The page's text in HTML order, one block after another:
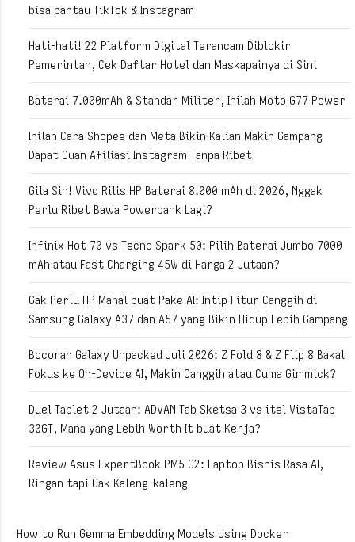
bisa pantau TikTok & Instagram
Hati-hati! 22 Platform Digital Terancam Diblokir
Pemerintah, Cek Daftar Hotel dan Maskapainya di Sini
Baterai 7.000mAh & Standar Militer, Inilah Moto G77 Power
Inilah Cara Shopee dan Meta Bikin Kalian Makin Gampang
Dapat Cuan Afiliasi Instagram Tanpa Ribet
Gila Sih! Vivo Rilis HP Baterai 8.000 mAh di 2026, Nggak
Perlu Ribet Bawa Powerbank Lagi?
Infinix Hot 70 vs Tecno Spark 50: Pilih Baterai Jumbo 7000
mAh atau Fast Charging 45W di Harga 2 Jutaan?
Gak Perlu HP Mahal buat Pake AI: Intip Fitur Canggih di
Samsung Galaxy A37 dan A57 yang Bikin Hidup Lebih Gampang
Bocoran Galaxy Unpacked Juli 2026: Z Fold 8 & Z Flip 8 Bakal
Fokus ke On-Device AI, Makin Canggih atau Cuma Gimmick?
Duel Tablet 2 Jutaan: ADVAN Tab Sketsa 3 vs itel VistaTab
30GT, Mana yang Lebih Worth It buat Kerja?
Review Asus ExpertBook PM5 G2: Laptop Bisnis Rasa AI,
Ringan tapi Gak Kaleng-kaleng
How to Run Gemma Embedding Models Using Docker